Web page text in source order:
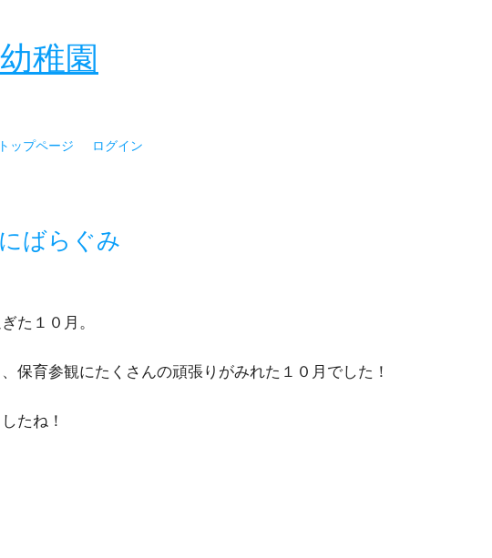
稚園
ップページ ログイン
ばらぐみ
た１０月。
保育参観にたくさんの頑張りがみれた１０月でした！
たね！